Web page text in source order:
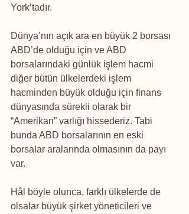
York’tadır.
Dünya’nın açık ara en büyük 2 borsası
ABD’de olduğu için ve ABD
borsalarındaki günlük işlem hacmi
diğer bütün ülkelerdeki işlem
hacminden büyük olduğu için finans
dünyasında sürekli olarak bir
“Amerikan” varlığı hissederiz. Tabi
bunda ABD borsalarının en eski
borsalar aralarında olmasının da payı
var.
Hâl böyle olunca, farklı ülkelerde de
olsalar büyük şirket yöneticileri ve